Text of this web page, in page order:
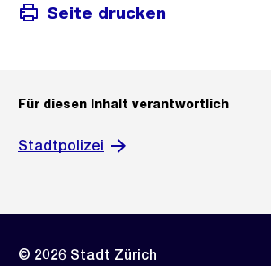
Seite drucken
Für diesen Inhalt verantwortlich
Stadtpolizei
© 2026 Stadt Zürich